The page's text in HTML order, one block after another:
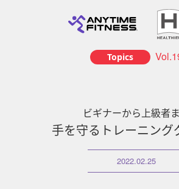
Topics
ビギナーから上級者
手を守るトレーニング
2022.02.25